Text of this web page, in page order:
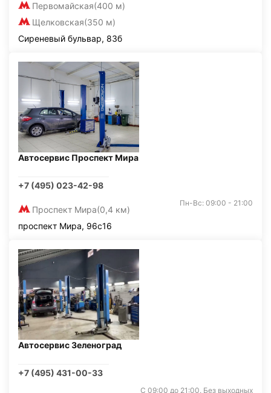
Первомайская(400 м)
Щелковская(350 м)
Сиреневый бульвар, 83б
Автосервис Проспект Мира
+7 (495) 023-42-98
Проспект Мира(0,4 км)
Пн-Вс: 09:00 - 21:00
проспект Мира, 96с16
Автосервис Зеленоград
+7 (495) 431-00-33
С 09:00 до 21:00. Без выходных